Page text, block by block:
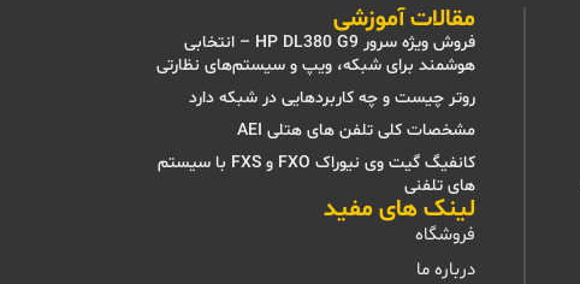
مقالات آموزشی
فروش ویژه سرور HP DL380 G9 – انتخابی
هوشمند برای شبکه، ویپ و سیستم‌های نظارتی
روتر چیست و چه کاربردهایی در شبکه دارد
مشخصات کلی تلفن های هتلی AEI
کانفیگ گیت وی نیوراک FXO و FXS با سیستم
های تلفنی
لینک های مفید
فروشگاه
درباره ما